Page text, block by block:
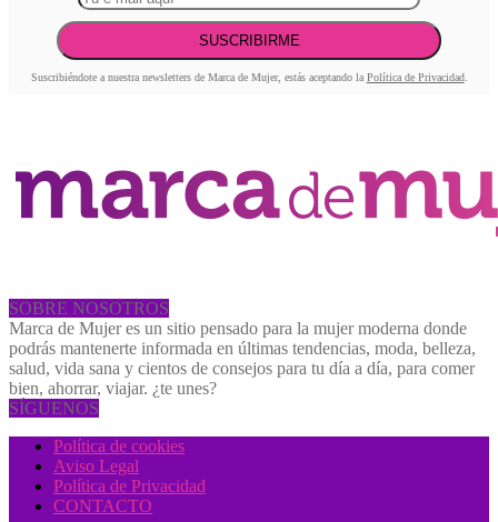
Suscribiéndote a nuestra newsletters de Marca de Mujer, estás aceptando la Política de Privacidad.
SOBRE NOSOTROS
Marca de Mujer es un sitio pensado para la mujer moderna donde
podrás mantenerte informada en últimas tendencias, moda, belleza,
salud, vida sana y cientos de consejos para tu día a día, para comer
bien, ahorrar, viajar. ¿te unes?
SÍGUENOS
Política de cookies
Aviso Legal
Política de Privacidad
CONTACTO